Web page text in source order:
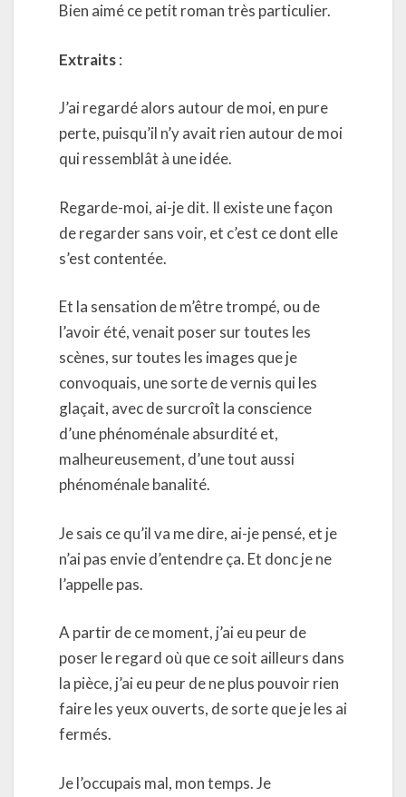
Bien aimé ce petit roman très particulier.
Extraits:
J’ai regardé alors autour de moi, en pure
perte, puisqu’il n’y avait rien autour de moi
qui ressemblât à une idée.
Regarde-moi, ai-je dit. Il existe une façon
de regarder sans voir, et c’est ce dont elle
s’est contentée.
Et la sensation de m’être trompé, ou de
l’avoir été, venait poser sur toutes les
scènes, sur toutes les images que je
convoquais, une sorte de vernis qui les
glaçait, avec de surcroît la conscience
d’une phénoménale absurdité et,
malheureusement, d’une tout aussi
phénoménale banalité.
Je sais ce qu’il va me dire, ai-je pensé, et je
n’ai pas envie d’entendre ça. Et donc je ne
l’appelle pas.
A partir de ce moment, j’ai eu peur de
poser le regard où que ce soit ailleurs dans
la pièce, j’ai eu peur de ne plus pouvoir rien
faire les yeux ouverts, de sorte que je les ai
fermés.
Je l’occupais mal, mon temps. Je